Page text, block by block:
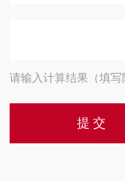
请输入计算结果（填